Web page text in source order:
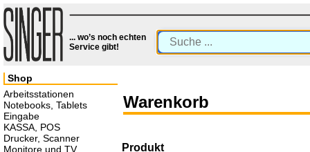
... wo’s noch echten
Service gibt!
Warenkorb
Produkt
Shop
Arbeitsstationen
Notebooks, Tablets
Eingabe
KASSA, POS
Drucker, Scanner
Monitore und TV